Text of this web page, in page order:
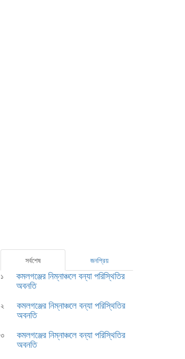
সর্বশেষ
জনপ্রিয়
১
কমলগঞ্জের নিম্নাঞ্চলে বন্যা পরিস্থিতির
অবনতি
২ কমলগঞ্জের নিম্নাঞ্চলে বন্যা পরিস্থিতির
অবনতি
৩ কমলগঞ্জের নিম্নাঞ্চলে বন্যা পরিস্থিতির
অবনতি